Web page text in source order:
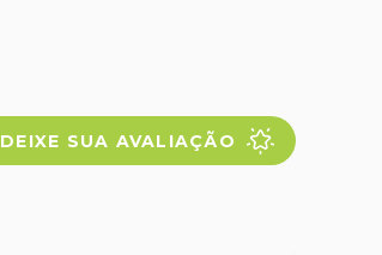
DEIXE SUA AVALIAÇÃO